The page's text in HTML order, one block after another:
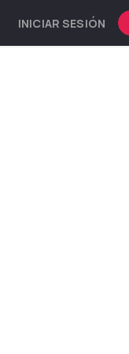
INICIAR SESIÓN